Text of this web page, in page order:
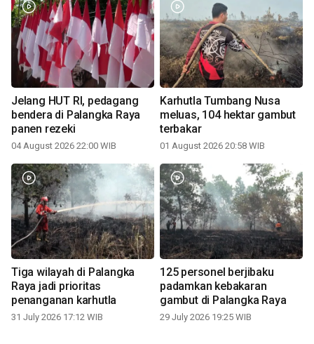
Jelang HUT RI, pedagang
bendera di Palangka Raya
panen rezeki
04 August 2026 22:00 WIB
Karhutla Tumbang Nusa
meluas, 104 hektar gambut
terbakar
01 August 2026 20:58 WIB
Tiga wilayah di Palangka
Raya jadi prioritas
penanganan karhutla
31 July 2026 17:12 WIB
125 personel berjibaku
padamkan kebakaran
gambut di Palangka Raya
29 July 2026 19:25 WIB